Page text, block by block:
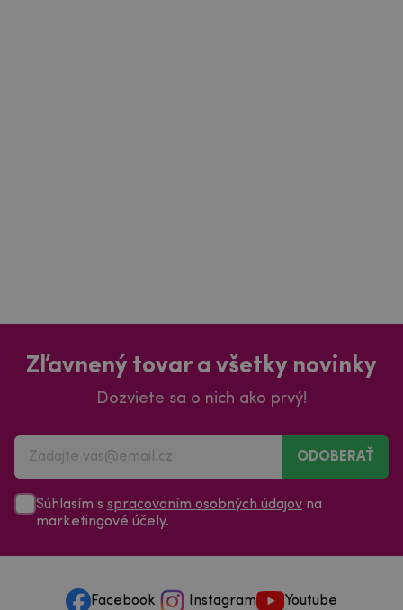
Zľavnený tovar a všetky novinky
Dozviete sa o nich ako prvý!
ODOBERAŤ
Súhlasím s spracovaním osobných údajov na
marketingové účely.
Facebook Instagram Youtube